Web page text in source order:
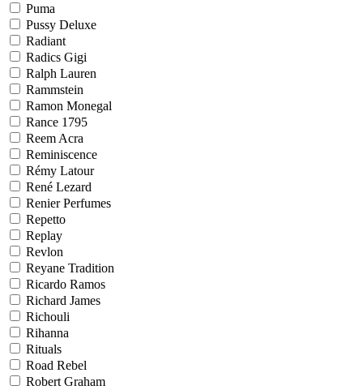
Puma
Pussy Deluxe
Radiant
Radics Gigi
Ralph Lauren
Rammstein
Ramon Monegal
Rance 1795
Reem Acra
Reminiscence
Rémy Latour
René Lezard
Renier Perfumes
Repetto
Replay
Revlon
Reyane Tradition
Ricardo Ramos
Richard James
Richouli
Rihanna
Rituals
Road Rebel
Robert Graham